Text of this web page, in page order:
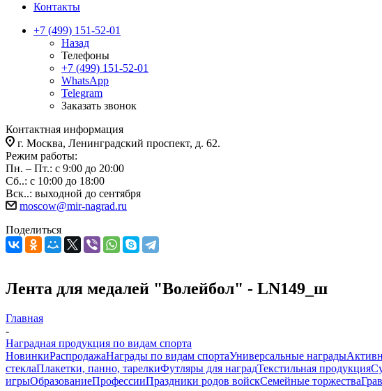
Контакты
+7 (499) 151-52-01
Назад
Телефоны
+7 (499) 151-52-01
WhatsApp
Telegram
Заказать звонок
Контактная информация
г. Москва, Ленинградский проспект, д. 62.
Режим работы:
Пн. – Пт.: с 9:00 до 20:00
Сб..: с 10:00 до 18:00
Вск..: выходной до сентября
moscow@mir-nagrad.ru
Поделиться
Лента для медалей "Волейбол" - LN149_ш
Главная
-
Наградная продукция по видам спорта
НовинкиРаспродажаНаграды по видам спортаУниверсальные награды
стеклаПлакетки, панно, тарелкиФутляры для наградТекстильная продукция
игрыОбразованиеПрофессииПраздники родов войскСемейные торжества